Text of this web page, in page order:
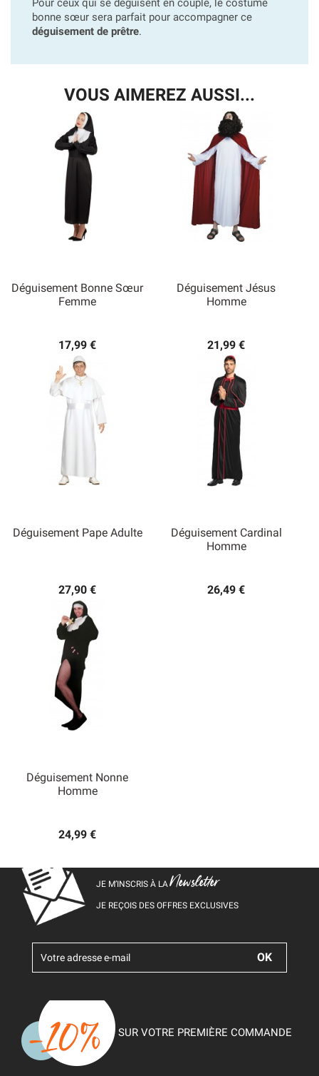
Pour ceux qui se déguisent en couple, le costume
bonne sœur sera parfait pour accompagner ce
déguisement de prêtre.
VOUS AIMEREZ AUSSI...
Déguisement Bonne Sœur
Femme
17,99 €
Déguisement Jésus
Homme
21,99 €
Déguisement Pape Adulte
27,90 €
Déguisement Cardinal
Homme
26,49 €
Déguisement Nonne
Homme
24,99 €
JE M’INSCRIS À LANewsletter
JE REÇOIS DES OFFRES EXCLUSIVES
SUR VOTRE PREMIÈRE COMMANDE